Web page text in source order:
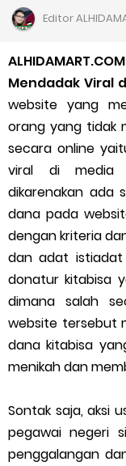
Cara
Apa itu Grab Saap?
Cara
Cara Mudah Melihat
7 Cara
5 Versi
Penyebab dan
Cara Menghitung
Cara
5 Cara
5 Biaya Potongan
Editor
Mendadak Viral
website yang
orang yang tidak
secara online
viral di media
dikarenakan ada
dana pada
dengan kriteria
dan adat istiadat
donatur kitabisa
dimana salah
website tersebut
dana kitabisa
menikah dan
Sontak saja, aksi
pegawai negeri
penggalangan